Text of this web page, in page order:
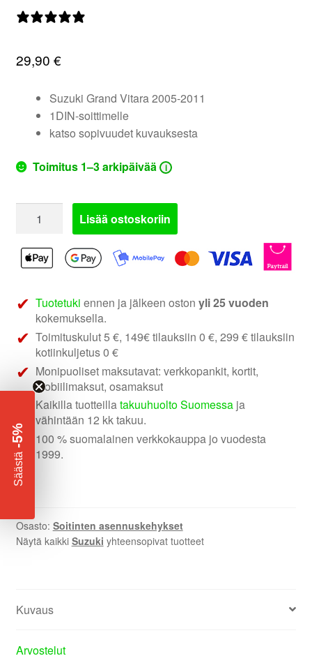
29,90 €
Suzuki Grand Vitara 2005-2011
1DIN-soittimelle
katso sopivuudet kuvauksesta
Toimitus 1–3 arkipäivää i
Suzuki
Vitara
soittimen
asennuskehys
määrä
Lisää ostoskoriin
Tuotetuki ennen ja jälkeen ostonyli 25 vuoden
kokemuksella.
Toimituskulut 5 €, 149€ tilauksiin 0 €, 299 € tilauksiin
kotiinkuljetus 0 €
Monipuoliset maksutavat: verkkopankit, kortit,
mobiilimaksut, osamaksut
Kaikilla tuotteillatakuuhuolto Suomessa ja
vähintään 12 kk takuu.
100 % suomalainen verkkokauppa jo vuodesta
1999.
Osasto: Soitinten asennuskehykset
Näytä kaikki Suzuki yhteensopivat tuotteet
Kuvaus
Arvostelut
Säästä
-5%